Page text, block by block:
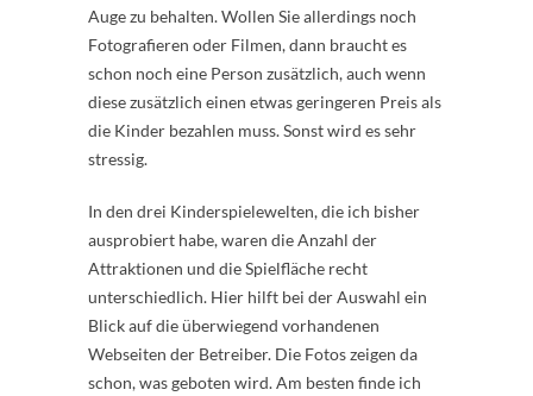
Auge zu behalten. Wollen Sie allerdings noch
Fotografieren oder Filmen, dann braucht es
schon noch eine Person zusätzlich, auch wenn
diese zusätzlich einen etwas geringeren Preis als
die Kinder bezahlen muss. Sonst wird es sehr
stressig.
In den drei Kinderspielewelten, die ich bisher
ausprobiert habe, waren die Anzahl der
Attraktionen und die Spielfläche recht
unterschiedlich. Hier hilft bei der Auswahl ein
Blick auf die überwiegend vorhandenen
Webseiten der Betreiber. Die Fotos zeigen da
schon, was geboten wird. Am besten finde ich